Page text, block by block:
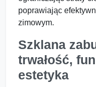
poprawiając
zimowym.
Szklana
trwałość,
estetyka